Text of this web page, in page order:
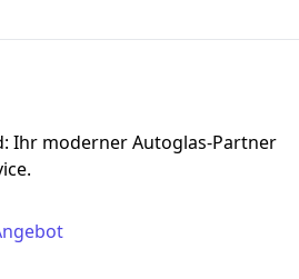
Ihr moderner Autoglas-Partner